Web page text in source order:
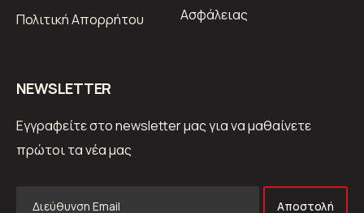
Πολιτική Απορρήτου
Ασφάλειας
ΝEWSLETTER
Εγγραφείτε στο newsletter μας για να μαθαίνετε
πρώτοι τα νέα μας
Αποστολή